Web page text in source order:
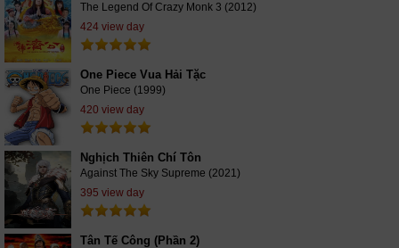
The Legend Of Crazy Monk 3 (2012)
424 view day
One Piece Vua Hải Tặc
One Piece (1999)
420 view day
Nghịch Thiên Chí Tôn
Against The Sky Supreme (2021)
395 view day
Tân Tế Công (Phần 2)